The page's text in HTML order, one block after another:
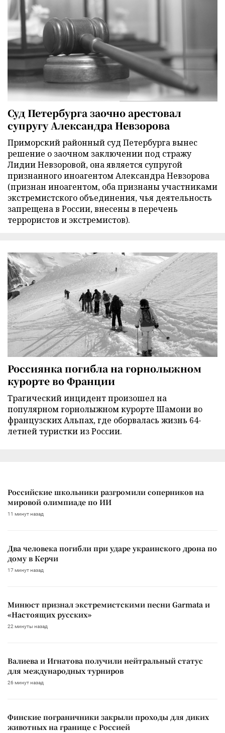
Суд Петербурга заочно арестовал
супругу Александра Невзорова
Приморский районный суд Петербурга вынес
решение о заочном заключении под стражу
Лидии Невзоровой, она является супругой
признанного иноагентом Александра Невзорова
(признан иноагентом, оба признаны участниками
экстремистского объединения, чья деятельность
запрещена в России, внесены в перечень
террористов и экстремистов).
Россиянка погибла на горнолыжном
курорте во Франции
Трагический инцидент произошел на
популярном горнолыжном курорте Шамони во
французских Альпах, где оборвалась жизнь 64-
летней туристки из России.
Российские школьники разгромили соперников на
мировой олимпиаде по ИИ
11 минут назад
Два человека погибли при ударе украинского дрона по
дому в Керчи
17 минут назад
Минюст признал экстремистскими песни Garmata и
«Настоящих русских»
22 минуты назад
Валиева и Игнатова получили нейтральный статус
для международных турниров
26 минут назад
Финские пограничники закрыли проходы для диких
животных на границе с Россией